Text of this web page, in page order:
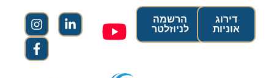
הרשמה
לניוזלטר
דירוג
אוניות